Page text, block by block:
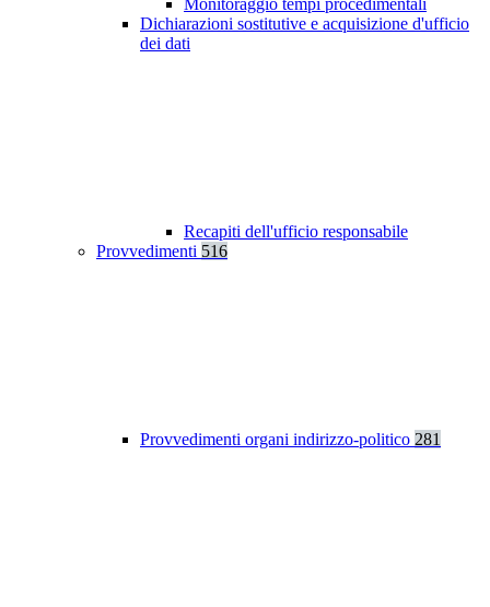
Monitoraggio tempi procedimentali
Dichiarazioni sostitutive e acquisizione d'ufficio
dei dati
Recapiti dell'ufficio responsabile
Provvedimenti 516
Provvedimenti organi indirizzo-politico 281